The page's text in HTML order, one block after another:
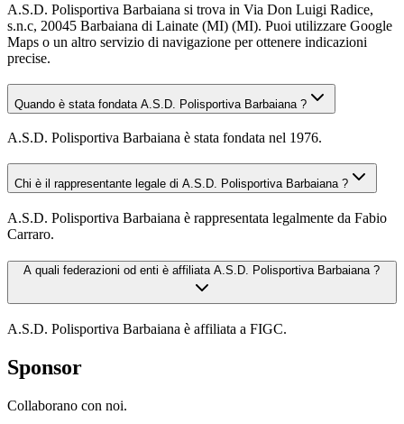
A.S.D. Polisportiva Barbaiana si trova in Via Don Luigi Radice,
s.n.c, 20045 Barbaiana di Lainate (MI) (MI). Puoi utilizzare Google
Maps o un altro servizio di navigazione per ottenere indicazioni
precise.
Quando è stata fondata A.S.D. Polisportiva Barbaiana ?
A.S.D. Polisportiva Barbaiana è stata fondata nel 1976.
Chi è il rappresentante legale di A.S.D. Polisportiva Barbaiana ?
A.S.D. Polisportiva Barbaiana è rappresentata legalmente da Fabio
Carraro.
A quali federazioni od enti è affiliata A.S.D. Polisportiva Barbaiana ?
A.S.D. Polisportiva Barbaiana è affiliata a FIGC.
Sponsor
Collaborano con noi.